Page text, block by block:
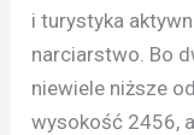
i turystyka
narciarstwo. Bo
niewiele niższe
wysokość 2456,